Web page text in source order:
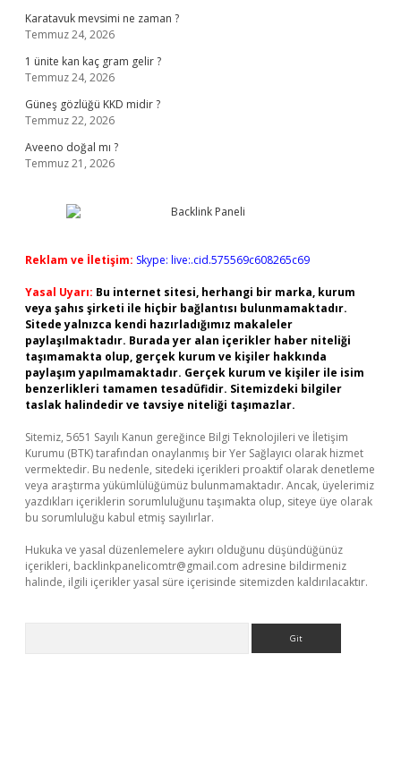
Karatavuk mevsimi ne zaman ?
Temmuz 24, 2026
1 ünite kan kaç gram gelir ?
Temmuz 24, 2026
Güneş gözlüğü KKD midir ?
Temmuz 22, 2026
Aveeno doğal mı ?
Temmuz 21, 2026
Reklam ve İletişim: Skype: live:.cid.575569c608265c69
Yasal Uyarı: Bu internet sitesi, herhangi bir marka, kurum
veya şahıs şirketi ile hiçbir bağlantısı bulunmamaktadır.
Sitede yalnızca kendi hazırladığımız makaleler
paylaşılmaktadır. Burada yer alan içerikler haber niteliği
taşımamakta olup, gerçek kurum ve kişiler hakkında
paylaşım yapılmamaktadır. Gerçek kurum ve kişiler ile isim
benzerlikleri tamamen tesadüfidir. Sitemizdeki bilgiler
taslak halindedir ve tavsiye niteliği taşımazlar.
Sitemiz, 5651 Sayılı Kanun gereğince Bilgi Teknolojileri ve İletişim
Kurumu (BTK) tarafından onaylanmış bir Yer Sağlayıcı olarak hizmet
vermektedir. Bu nedenle, sitedeki içerikleri proaktif olarak denetleme
veya araştırma yükümlülüğümüz bulunmamaktadır. Ancak, üyelerimiz
yazdıkları içeriklerin sorumluluğunu taşımakta olup, siteye üye olarak
bu sorumluluğu kabul etmiş sayılırlar.
Hukuka ve yasal düzenlemelere aykırı olduğunu düşündüğünüz
içerikleri, backlinkpanelicomtr@gmail.com adresine bildirmeniz
halinde, ilgili içerikler yasal süre içerisinde sitemizden kaldırılacaktır.